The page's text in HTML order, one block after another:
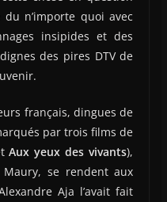
n’importe quoi avec
insipides et des
des pires DTV de
français, dingues de
par trois films de
Aux yeux des vivants),
se rendent aux
Aja l’avait fait